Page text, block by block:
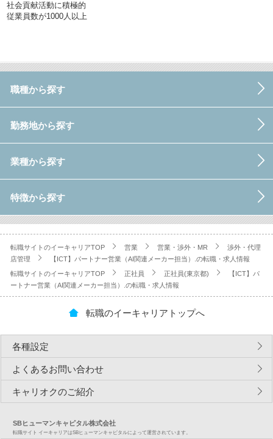
社会貢献活動に積極的
従業員数が1000人以上
職種から探す
勤務地から探す
業種から探す
特徴から探す
転職サイトのイーキャリアTOP 営業 営業・渉外・MR
渉外・代理
店管理
【ICT】パートナー営業（AI関連メーカー担当）.の転職・求人情報
転職サイトのイーキャリアTOP 正社員 正社員(東京都)
【ICT】パ
ートナー営業（AI関連メーカー担当）.の転職・求人情報
転職のイーキャリアトップへ
各種設定
よくあるお問い合わせ
キャリオクのご紹介
SBヒューマンキャピタル株式会社
転職サイト イーキャリアはSBヒューマンキャピタルによって運営されています。